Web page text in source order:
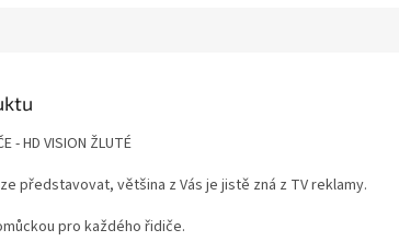
- HD VISION ŽLUTÉ
představovat, většina z Vás je jistě zná z TV reklamy.
pro každého řidiče.